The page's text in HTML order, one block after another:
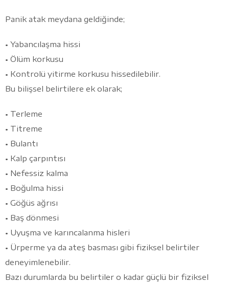
Panik atak meydana geldiğinde;
• Yabancılaşma hissi
• Ölüm korkusu
• Kontrolü yitirme korkusu hissedilebilir.
Bu bilişsel belirtilere ek olarak;
• Terleme
• Titreme
• Bulantı
• Kalp çarpıntısı
• Nefessiz kalma
• Boğulma hissi
• Göğüs ağrısı
• Baş dönmesi
• Uyuşma ve karıncalanma hisleri
• Ürperme ya da ateş basması gibi fiziksel belirtiler
deneyimlenebilir.
Bazı durumlarda bu belirtiler o kadar güçlü bir fiziksel